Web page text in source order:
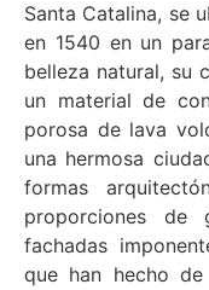
Santa Catalina, se
en 1540 en un
belleza natural, su
un material de
porosa de lava
una hermosa
formas
proporciones de
fachadas
que han hecho